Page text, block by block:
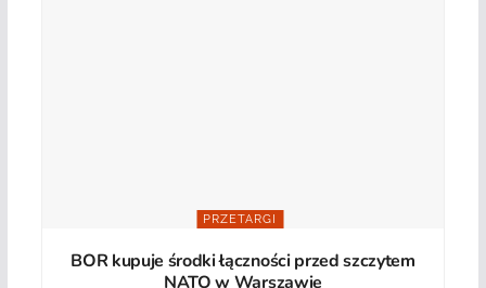
PRZETARGI
BOR kupuje środki łączności przed szczytem
NATO w Warszawie